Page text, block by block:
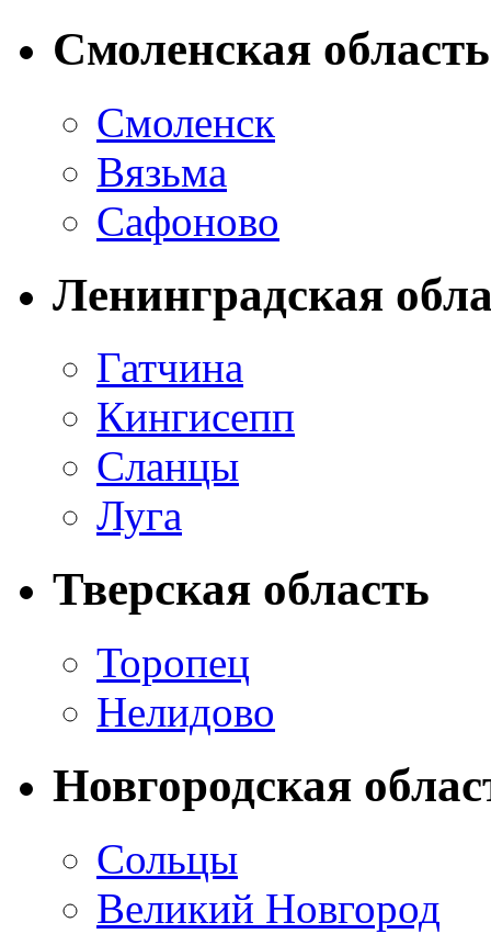
Смоленская область
Смоленск
Вязьма
Сафоново
Ленинградская
Гатчина
Кингисепп
Сланцы
Луга
Тверская область
Торопец
Нелидово
Новгородская
Сольцы
Великий Новгород